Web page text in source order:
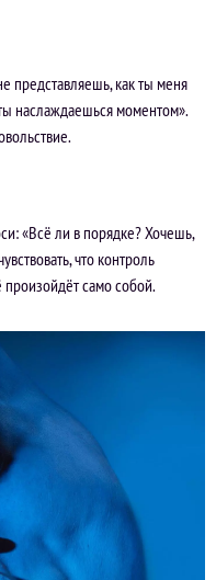
представляешь, как ты меня
наслаждаешься моментом».
«Всё ли в порядке? Хочешь,
что контроль
произойдёт само собой.